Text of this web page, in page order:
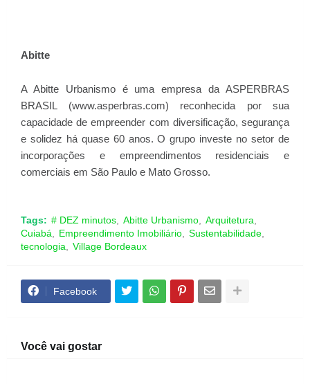
Abitte
A Abitte Urbanismo é uma empresa da ASPERBRAS
BRASIL (www.asperbras.com) reconhecida por sua
capacidade de empreender com diversificação, segurança
e solidez há quase 60 anos. O grupo investe no setor de
incorporações e empreendimentos residenciais e
comerciais em São Paulo e Mato Grosso.
Tags: # DEZ minutos Abitte Urbanismo
Arquitetura
Cuiabá
Empreendimento Imobiliário
Sustentabilidade
tecnologia
Village Bordeaux
Facebook
Você vai gostar